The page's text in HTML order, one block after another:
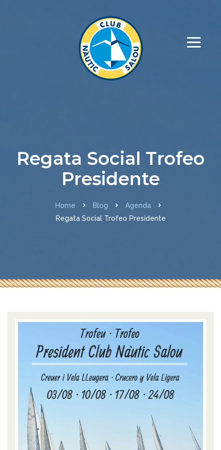
Regata Social Trofeo
Presidente
Home Blog
Agenda
Regata Social Trofeo Presidente